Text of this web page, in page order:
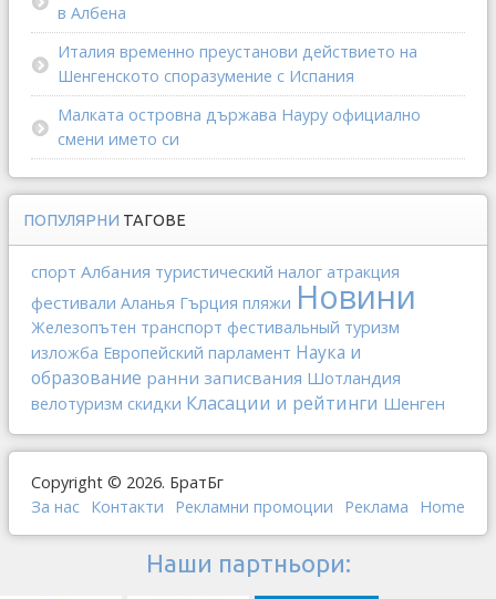
в Албена
Италия временно преустанови действието на
Шенгенското споразумение с Испания
Малката островна държава Науру официално
смени името си
ПОПУЛЯРНИ ТАГОВЕ
спорт Албания туристический налог атракция
фестивали Аланья Гърция пляжи Новини
Железопътен транспорт фестивальный туризм
изложба Европейский парламент Наука и
образование ранни записвания Шотландия
велотуризм скидки Класации и рейтинги Шенген
Copyright © 2026. БратБг
За нас Контакти Рекламни промоции Реклама Home
Наши партньори: